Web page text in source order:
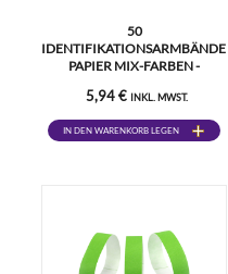
50
IDENTIFIKATIONSARMBÄNDER
PAPIER MIX-FARBEN -
5,94 € INKL. MWST.
IN DEN WARENKORB LEGEN